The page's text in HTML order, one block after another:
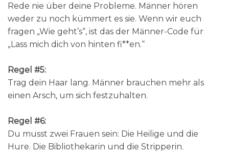
Rede nie über deine Probleme. Männer hören
weder zu noch kümmert es sie. Wenn wir euch
fragen „Wie geht’s“, ist das der Männer-Code für
„Lass mich dich von hinten fi**en.“
Regel #5:
Trag dein Haar lang. Männer brauchen mehr als
einen Arsch, um sich festzuhalten.
Regel #6:
Du musst zwei Frauen sein: Die Heilige und die
Hure. Die Bibliothekarin und die Stripperin.